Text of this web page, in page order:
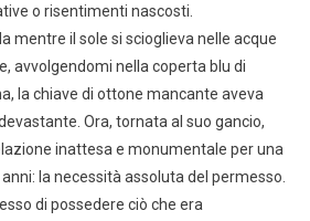
o risentimenti nascosti.
mentre il sole si scioglieva nelle acque
avvolgendomi nella coperta blu di
la chiave di ottone mancante aveva
Ora, tornata al suo gancio,
inattesa e monumentale per una
la necessità assoluta del permesso.
di possedere ciò che era